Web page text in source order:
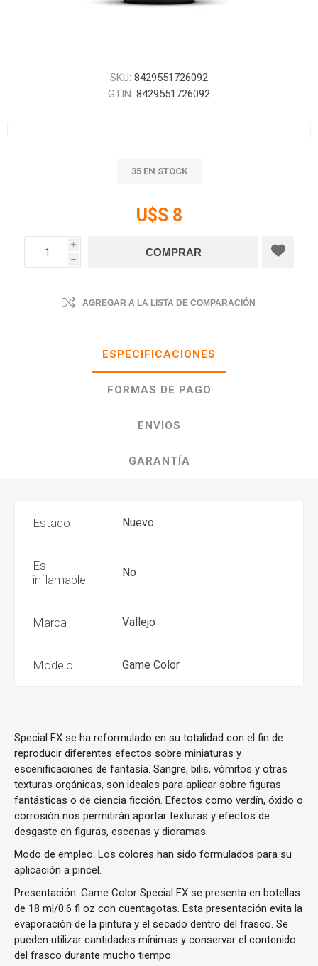
SKU: 8429551726092
GTIN: 8429551726092
35 EN STOCK
U$S 8
i
h
AGREGAR A LA LISTA DE COMPARACIÓN
ESPECIFICACIONES
FORMAS DE PAGO
ENVÍOS
GARANTÍA
Estado Nuevo
Es
inflamable
No
Marca Vallejo
Modelo Game Color
Special FX se ha reformulado en su totalidad con el fin de
reproducir diferentes efectos sobre miniaturas y
escenificaciones de fantasía. Sangre, bilis, vómitos y otras
texturas orgánicas, son ideales para aplicar sobre figuras
fantásticas o de ciencia ficción. Efectos como verdín, óxido o
corrosión nos permitirán aportar texturas y efectos de
desgaste en figuras, escenas y dioramas.
Modo de empleo: Los colores han sido formulados para su
aplicación a pincel.
Presentación: Game Color Special FX se presenta en botellas
de 18 ml/0.6 fl oz con cuentagotas. Esta presentación evita la
evaporación de la pintura y el secado dentro del frasco. Se
pueden utilizar cantidades mínimas y conservar el contenido
del frasco durante mucho tiempo.